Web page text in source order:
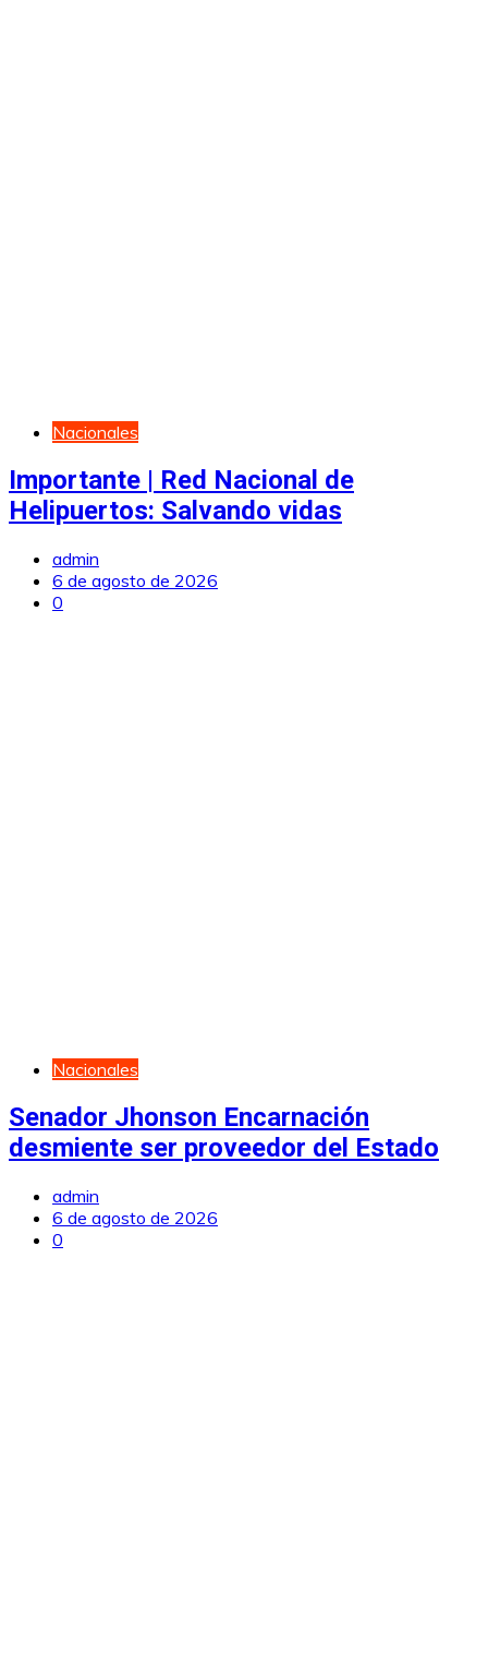
Nacionales
Importante | Red Nacional de
Helipuertos: Salvando vidas
admin
6 de agosto de 2026
0
Nacionales
Senador Jhonson Encarnación
desmiente ser proveedor del Estado
admin
6 de agosto de 2026
0